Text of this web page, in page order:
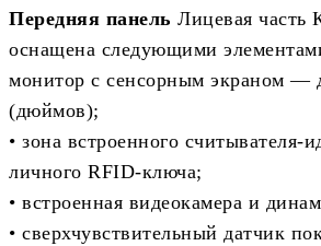
Передняя панель Лицевая часть
оснащена следующими
монитор с сенсорным экраном —
(дюймов);
• зона встроенного считывателя-
личного RFID-ключа;
• встроенная видеокамера и
• сверхчувствительный датчик